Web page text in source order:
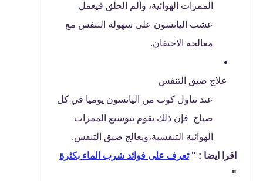
الممرات الهوائية، وألم الحلق فيعمل
عشب اليانسون على سهولة التنفس مع
معالجة الاحتقان.
علاج ضيق التنفس
عند تناول كوب من اليانسون يوميا في كل
صباح فإن ذلك يقوم بتوسيع الممرات
الهوائية التنفسية،ويعالج ضيق التنفس.
اقرا ايضا : "تعرف على فوائد شرب الماء بكثرة
"